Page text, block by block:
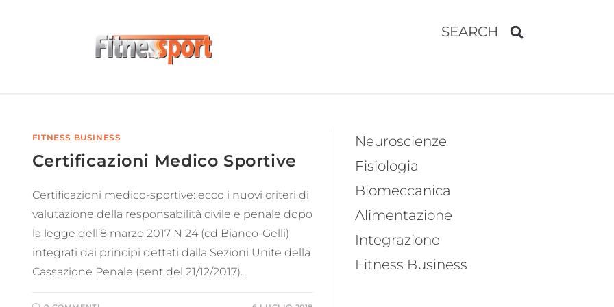
SEARCH
FITNESS BUSINESS
Certificazioni Medico Sportive
Certificazioni medico-sportive: ecco i nuovi criteri di
valutazione della responsabilità civile e penale dopo
la legge dell’8 marzo 2017 N 24 (cd Bianco-Gelli)
integrati dai principi dettati dalla Sezioni Unite della
Cassazione Penale (sent del 21/12/2017).
Neuroscienze
Fisiologia
Biomeccanica
Alimentazione
Integrazione
Fitness Business